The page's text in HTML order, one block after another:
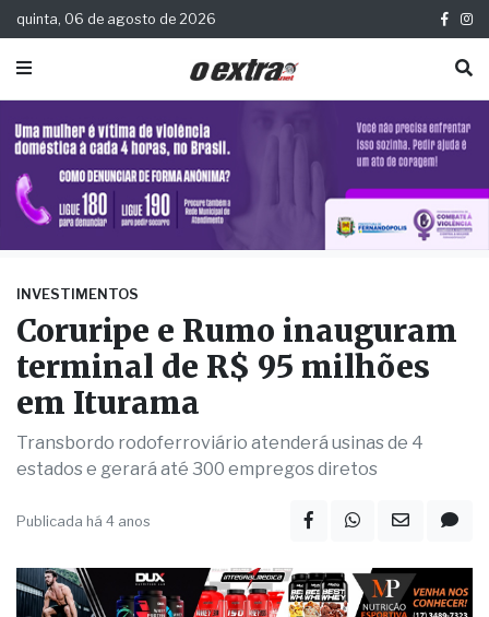
quinta, 06 de agosto de 2026
INVESTIMENTOS
Coruripe e Rumo inauguram
terminal de R$ 95 milhões
em Iturama
Transbordo rodoferroviário atenderá usinas de 4
estados e gerará até 300 empregos diretos
Publicada há 4 anos